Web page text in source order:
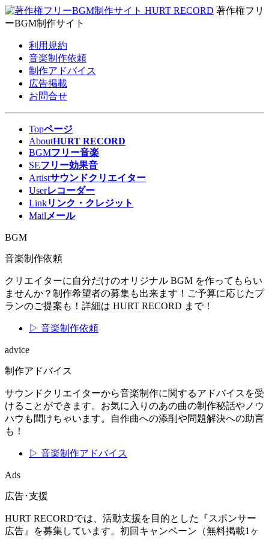
著作権フリ
ーBGM制作サイト
利用規約
音楽制作依頼
制作アドバイス
広告掲載
お問合せ
Topページ
AboutHURT RECORD
BGMフリー音楽
SEフリー効果音
Artistサウンドクリエイター
Userレコーダー
Linkリンク・クレジット
Mail メール
BGM
音楽制作依頼
クリエイターに自分だけのオリジナル BGM を作ってもらい
ませんか？制作希望者の募集も出来ます！ご予算に応じたプ
ランのご提案も！詳細は HURT RECORD まで！
▷ 音楽制作依頼
advice
制作アドバイス
サウンドクリエイターから音楽制作に関するアドバイスを受
けることができます。お気に入りのあの曲の制作秘話やノウ
ハウも聞けちゃいます。自作曲への添削や問題解決への助言
も！
▷ 音楽制作アドバイス
Ads
広告･支援
HURT RECORDでは、活動支援を目的とした『スポンサー
広告』を募集しています。初回キャンペーン（無料掲載1ヶ